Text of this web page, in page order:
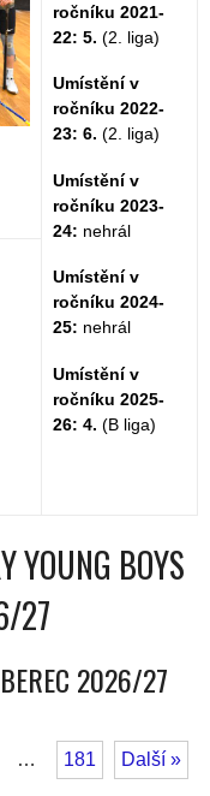
ročníku 2021-
22: 5. (2. liga)
Umístění v
ročníku 2022-
23: 6. (2. liga)
Umístění v
ročníku 2023-
24: nehrál
Umístění v
ročníku 2024-
25: nehrál
Umístění v
ročníku 2025-
26: 4. (B liga)
YOUNG BOYS
27
2026/27
… 181 Další »